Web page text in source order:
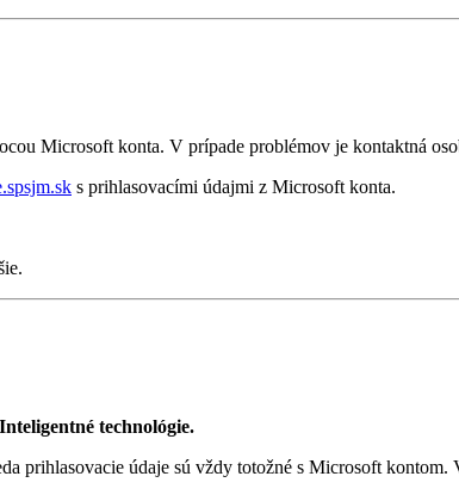
Microsoft konta. V prípade problémov je kontaktná
s prihlasovacími údajmi z Microsoft konta.
technológie.
prihlasovacie údaje sú vždy totožné s Microsoft